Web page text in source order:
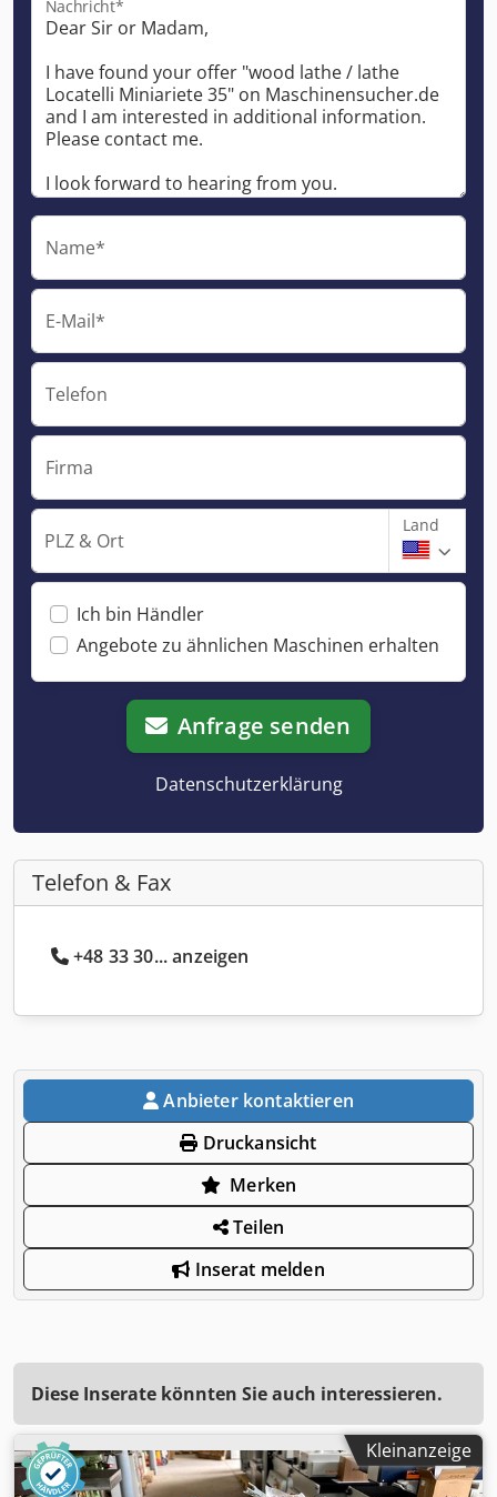
Nachricht*
Name*
E-Mail*
Telefon
Firma
PLZ & Ort
Land
Ich bin Händler
Angebote zu ähnlichen Maschinen erhalten
Anfrage senden
Datenschutzerklärung
Telefon & Fax
+48 33 30... anzeigen
Anbieter kontaktieren
Druckansicht
Merken
Teilen
Inserat melden
Diese Inserate könnten Sie auch interessieren.
Kleinanzeige